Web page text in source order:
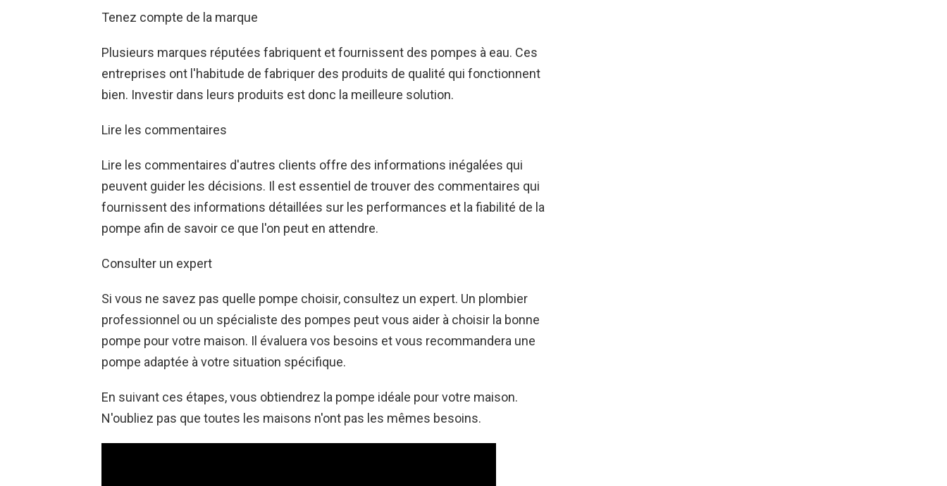
Tenez compte de la marque
Plusieurs marques réputées fabriquent et fournissent des pompes à eau. Ces
entreprises ont l'habitude de fabriquer des produits de qualité qui fonctionnent
bien. Investir dans leurs produits est donc la meilleure solution.
Lire les commentaires
Lire les commentaires d'autres clients offre des informations inégalées qui
peuvent guider les décisions. Il est essentiel de trouver des commentaires qui
fournissent des informations détaillées sur les performances et la fiabilité de la
pompe afin de savoir ce que l'on peut en attendre.
Consulter un expert
Si vous ne savez pas quelle pompe choisir, consultez un expert. Un plombier
professionnel ou un spécialiste des pompes peut vous aider à choisir la bonne
pompe pour votre maison. Il évaluera vos besoins et vous recommandera une
pompe adaptée à votre situation spécifique.
En suivant ces étapes, vous obtiendrez la pompe idéale pour votre maison.
N'oubliez pas que toutes les maisons n'ont pas les mêmes besoins.